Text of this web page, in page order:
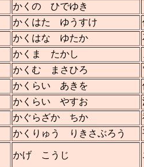
かくの ひでゆき
かくはた ゆうすけ
かくはな ゆたか
かくま たかし
かくむ まさひろ
かくらい あきを
かくらい やすお
かぐらざか ちか
かくりゅう りきさぶろう
かげ こうじ